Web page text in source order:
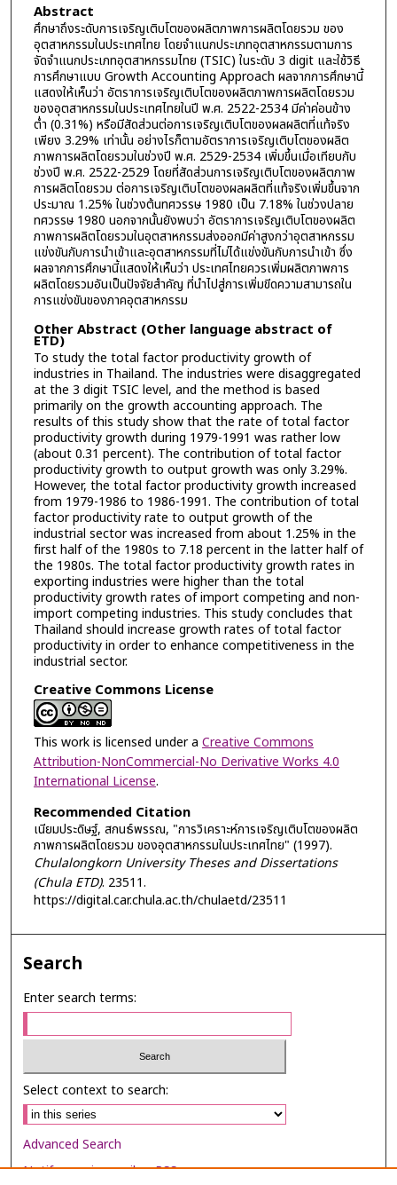
Abstract
ศึกษาถึงระดับการเจริญเติบโตของผลิตภาพการผลิตโดยรวม ของ
อุตสาหกรรมในประเทศไทย โดยจำแนกประเภทอุตสาหกรรมตามการ
จัดจำแนกประเภทอุตสาหกรรมไทย (TSIC) ในระดับ 3 digit และใช้วิธี
การศึกษาแบบ Growth Accounting Approach ผลจากการศึกษานี้
แสดงให้เห็นว่า อัตราการเจริญเติบโตของผลิตภาพการผลิตโดยรวม
ของอุตสาหกรรมในประเทศไทยในปี พ.ศ. 2522-2534 มีค่าค่อนข้าง
ต่ำ (0.31%) หรือมีสัดส่วนต่อการเจริญเติบโตของผลผลิตที่แท้จริง
เพียง 3.29% เท่านั้น อย่างไรก็ตามอัตราการเจริญเติบโตของผลิต
ภาพการผลิตโดยรวมในช่วงปี พ.ศ. 2529-2534 เพิ่มขึ้นเมื่อเทียบกับ
ช่วงปี พ.ศ. 2522-2529 โดยที่สัดส่วนการเจริญเติบโตของผลิตภาพ
การผลิตโดยรวม ต่อการเจริญเติบโตของผลผลิตที่แท้จริงเพิ่มขึ้นจาก
ประมาณ 1.25% ในช่วงต้นทศวรรษ 1980 เป็น 7.18% ในช่วงปลาย
ทศวรรษ 1980 นอกจากนั้นยังพบว่า อัตราการเจริญเติบโตของผลิต
ภาพการผลิตโดยรวมในอุตสาหกรรมส่งออกมีค่าสูงกว่าอุตสาหกรรม
แข่งขันกับการนำเข้าและอุตสาหกรรมที่ไม่ได้แข่งขันกับการนำเข้า ซึ่ง
ผลจากการศึกษานี้แสดงให้เห็นว่า ประเทศไทยควรเพิ่มผลิตภาพการ
ผลิตโดยรวมอันเป็นปัจจัยสำคัญ ที่นำไปสู่การเพิ่มขีดความสามารถใน
การแข่งขันของภาคอุตสาหกรรม
Other Abstract (Other language abstract of
ETD)
To study the total factor productivity growth of
industries in Thailand. The industries were disaggregated
at the 3 digit TSIC level, and the method is based
primarily on the growth accounting approach. The
results of this study show that the rate of total factor
productivity growth during 1979-1991 was rather low
(about 0.31 percent). The contribution of total factor
productivity growth to output growth was only 3.29%.
However, the total factor productivity growth increased
from 1979-1986 to 1986-1991. The contribution of total
factor productivity rate to output growth of the
industrial sector was increased from about 1.25% in the
first half of the 1980s to 7.18 percent in the latter half of
the 1980s. The total factor productivity growth rates in
exporting industries were higher than the total
productivity growth rates of import competing and non-
import competing industries. This study concludes that
Thailand should increase growth rates of total factor
productivity in order to enhance competitiveness in the
industrial sector.
Creative Commons License
This work is licensed under a Creative Commons
Attribution-NonCommercial-No Derivative Works 4.0
International License.
Recommended Citation
เนียมประดิษฐ์, สกนธ์พรรณ, "การวิเคราะห์การเจริญเติบโตของผลิต
ภาพการผลิตโดยรวม ของอุตสาหกรรมในประเทศไทย" (1997).
Chulalongkorn University Theses and Dissertations
(Chula ETD). 23511.
https://digital.car.chula.ac.th/chulaetd/23511
Search
Enter search terms:
Select context to search:
Advanced Search
Notify me via email orRSS